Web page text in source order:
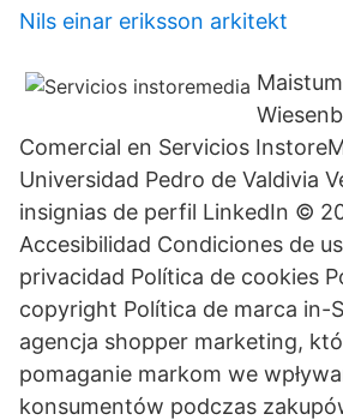
Nils einar eriksson arkitekt
Comercial en Servicios
Universidad Pedro de Valdivia
insignias de perfil LinkedIn ©
Accesibilidad Condiciones de
privacidad Política de cookies
copyright Política de marca in-
agencja shopper marketing,
pomaganie markom we
konsumentów podczas